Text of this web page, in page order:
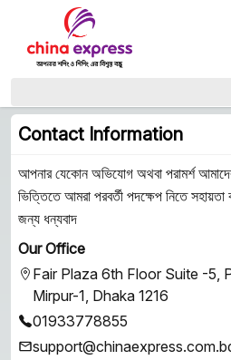
Contact Information
আপনার যেকোন অভিযোগ অথবা পরামর্শ
ভিত্তিতে আমরা পরবর্তী পদক্ষেপ নিতে
জন্য ধন্যবাদ
Our Office
Fair Plaza 6th Floor Suite -5,
Mirpur-1, Dhaka 1216
01933778855